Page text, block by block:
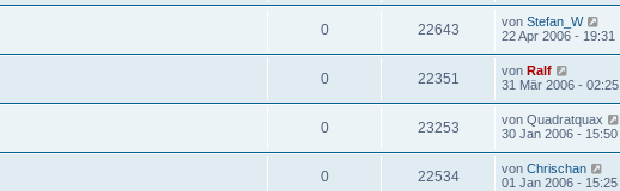
0 22643 von Stefan_W
22 Apr 2006 - 19:31
0 22351 von Ralf
31 Mär 2006 - 02:25
0 23253 von Quadratquax
30 Jan 2006 - 15:50
0 22534 von Chrischan
01 Jan 2006 - 15:25